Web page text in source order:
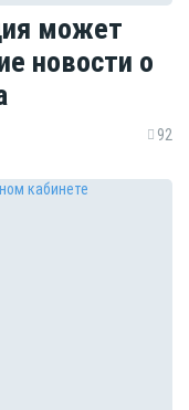
может
новости о
92